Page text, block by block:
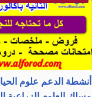
أنشطة الدعم علوم